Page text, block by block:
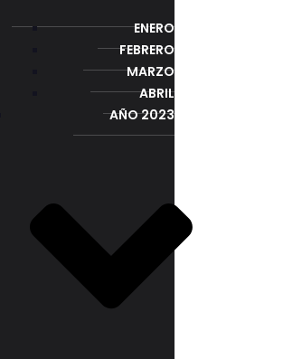
ENERO
FEBRERO
MARZO
ABRIL
AÑO 2023